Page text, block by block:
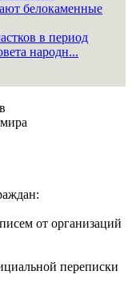
белокаменные
в период
народн...
от организаций
переписки